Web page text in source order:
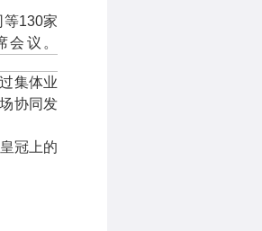
等130家
议。
集体业
协同发
冠上的